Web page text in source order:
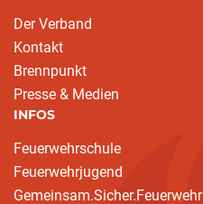
Der Verband
Kontakt
Brennpunkt
Presse & Medien
INFOS
Feuerwehrschule
Feuerwehrjugend
Gemeinsam.Sicher.Feuerwehr